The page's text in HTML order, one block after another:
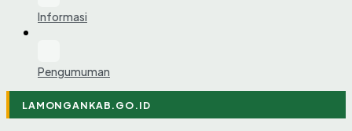
Informasi
Pengumuman
LAMONGANKAB.GO.ID